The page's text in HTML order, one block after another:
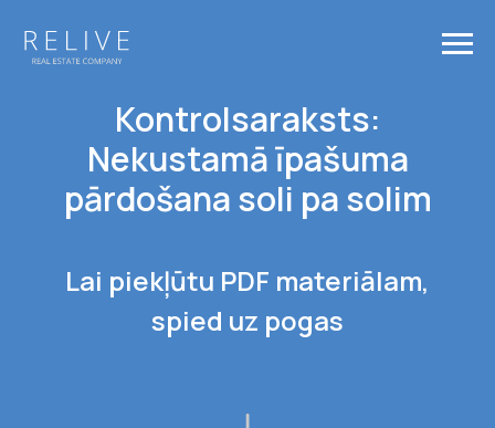
Kontrolsaraksts:
Nekustamā īpašuma
pārdošana soli pa solim
Lai piekļūtu PDF materiālam,
spied uz pogas